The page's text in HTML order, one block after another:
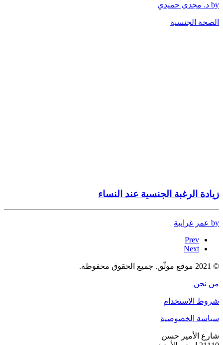
by د. مجدي حميدي
الصحة الجنسية
زيادة الرغبة الجنسية عند النساء
by عمر غرايبة
Prev
Next
© 2021 موقع موثّق. جميع الحقوق محفوظة.
من نحن
شروط الاستخدام
سياسة الخصوصية
شارع الأمير حسن